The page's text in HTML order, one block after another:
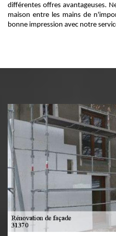
différentes offres avantageuses.
maison entre les mains de
bonne impression avec notre